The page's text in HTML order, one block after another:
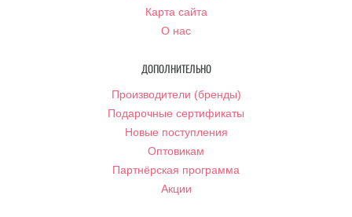
Карта сайта
О нас
ДОПОЛНИТЕЛЬНО
Производители (бренды)
Подарочные сертификаты
Новые поступления
Оптовикам
Партнёрская программа
Акции